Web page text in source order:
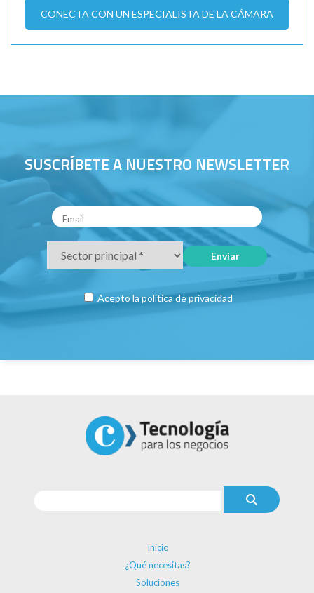
CONECTA CON UN ESPECIALISTA DE LA CÁMARA
SUSCRÍBETE A NUESTRO NEWSLETTER
Acepto lapolítica de privacidad
Inicio
¿Qué necesitas?
Soluciones